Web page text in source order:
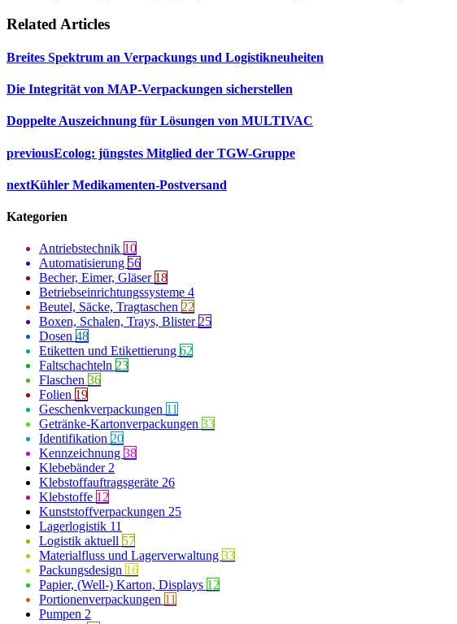
Related Articles
Breites Spektrum an Verpackungs und Logistikneuheiten
Die Integrität von MAP-Verpackungen sicherstellen
Doppelte Auszeichnung für Lösungen von MULTIVAC
previousEcolog: jüngstes Mitglied der TGW-Gruppe
nextKühler Medikamenten-Postversand
Kategorien
Antriebstechnik 10
Automatisierung 56
Becher, Eimer, Gläser 18
Betriebseinrichtungssysteme 4
Beutel, Säcke, Tragtaschen 22
Boxen, Schalen, Trays, Blister 25
Dosen 48
Etiketten und Etikettierung 62
Faltschachteln 23
Flaschen 36
Folien 19
Geschenkverpackungen 11
Getränke-Kartonverpackungen 33
Identifikation 20
Kennzeichnung 38
Klebebänder 2
Klebstoffauftragsgeräte 26
Klebstoffe 12
Kunststoffverpackungen 25
Lagerlogistik 11
Logistik aktuell 57
Materialfluss und Lagerverwaltung 33
Packungsdesign 16
Papier, (Well-) Karton, Displays 12
Portionenverpackungen 11
Pumpen 2